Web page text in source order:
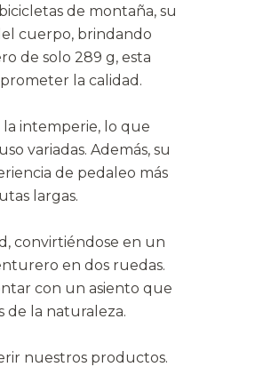
de montaña, su
cuerpo, brindando
de solo 289 g, esta
la calidad.
la intemperie, lo que
variadas. Además, su
de pedaleo más
largas.
convirtiéndose en un
en dos ruedas.
con un asiento que
de la naturaleza.
nuestros productos.